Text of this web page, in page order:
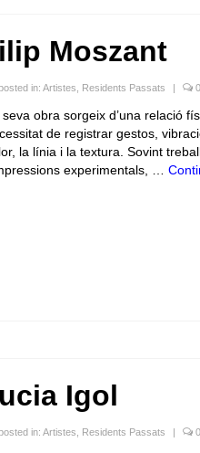
Moszant
in: Artistes Residents Passats 0
seva obra sorgeix d’una relació
de registrar gestos,
la línia i la textura. Sovint
experimentals, …
Igol
in: Artistes Residents Passats | 0